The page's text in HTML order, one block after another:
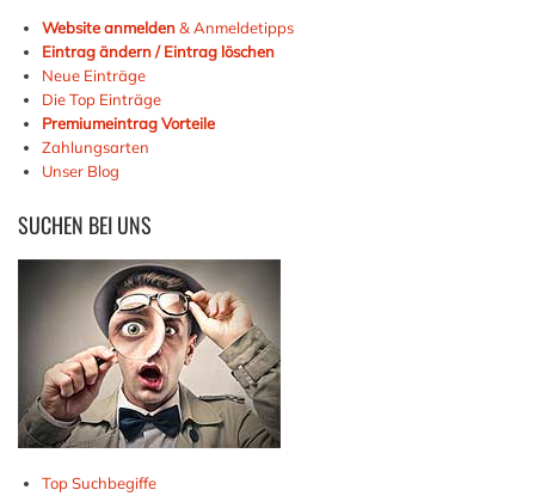
Website anmelden& Anmeldetipps
Eintrag ändern / Eintrag löschen
Neue Einträge
Die Top Einträge
Premiumeintrag Vorteile
Zahlungsarten
Unser Blog
SUCHEN BEI UNS
Top Suchbegiffe